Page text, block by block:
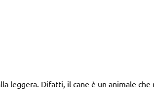
leggera. Difatti, il cane è un animale